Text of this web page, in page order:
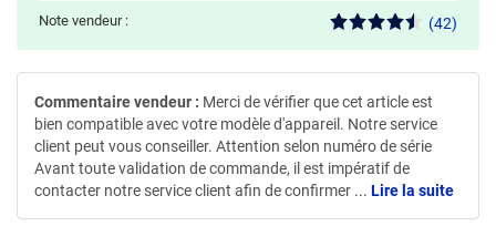
Note vendeur : (42)
Commentaire vendeur : Merci de vérifier que cet article est
bien compatible avec votre modèle d'appareil. Notre service
client peut vous conseiller. Attention selon numéro de série
Avant toute validation de commande, il est impératif de
contacter notre service client afin de confirmer ... Lire la suite